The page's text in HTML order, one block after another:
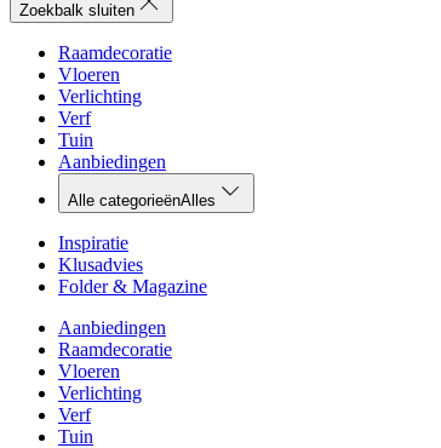
Zoekbalk sluiten
Raamdecoratie
Vloeren
Verlichting
Verf
Tuin
Aanbiedingen
Alle categorieënAlles
Inspiratie
Klusadvies
Folder & Magazine
Aanbiedingen
Raamdecoratie
Vloeren
Verlichting
Verf
Tuin